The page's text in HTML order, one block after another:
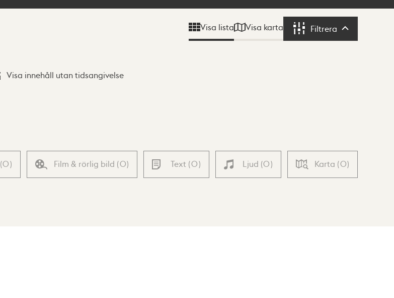
Visa lista Visa karta Filtrera Filtrera
Visa innehåll utan tidsangivelse
(0) Film & rörlig bild (0) Text (0) Ljud (0) Karta (0)